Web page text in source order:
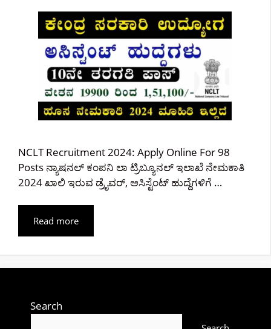
NCLT Recruitment 2024: Apply Online For 98
Posts ನ್ಯಾಷನಲ್ ಕಂಪನಿ ಲಾ ಟ್ರಿಬ್ಯೂನಲ್ ಇಲಾಖೆ ನೇಮಕಾತಿ
2024 ಖಾಲಿ ಇರುವ ಡ್ರೈವರ್, ಅಸಿಸ್ಟೆಂಟ್ ಹುದ್ದೆಗಳಿಗೆ …
Read more
Search